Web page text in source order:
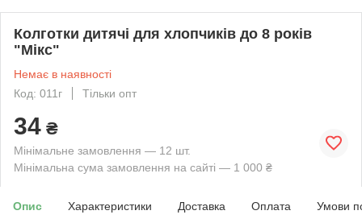
Колготки дитячі для хлопчиків до 8 років
"Мікс"
Немає в наявності
Код: 011г
Тільки опт
34 ₴
Мінімальне замовлення — 12 шт.
Мінімальна сума замовлення на сайті — 1 000 ₴
Опис Характеристики Доставка Оплата Умови